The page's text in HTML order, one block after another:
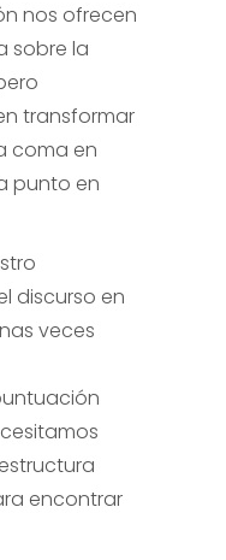
nos ofrecen
sobre la
transformar
coma en
punto en
discurso en
veces
encontrar